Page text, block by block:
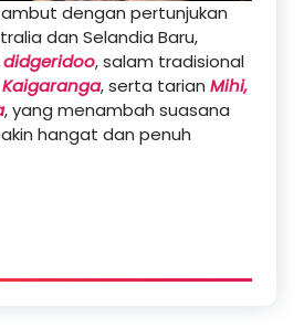
dengan pertunjukan
dan Selandia Baru,
didgeridoo, salam tradisional
, serta tarian Mihi,
, yang menambah suasana
hangat dan penuh